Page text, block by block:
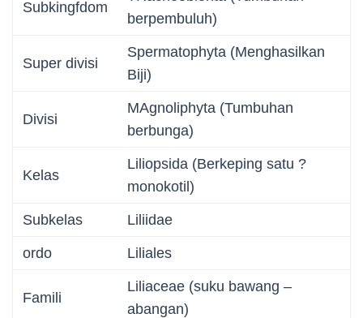
Subkingfdom
berpembuluh)
Super divisi
Spermatophyta (Menghasilkan
Biji)
Divisi
MAgnoliphyta (Tumbuhan
berbunga)
Kelas
Liliopsida (Berkeping satu ?
monokotil)
Subkelas Liliidae
ordo Liliales
Famili
Liliaceae (suku bawang –
abangan)